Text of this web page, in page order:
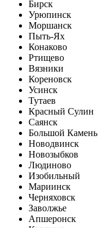
Бирск
Урюпинск
Моршанск
Пыть-Ях
Конаково
Ртищево
Вязники
Кореновск
Усинск
Тутаев
Красный Сулин
Саянск
Большой Камень
Новодвинск
Новозыбков
Людиново
Изобильный
Мариинск
Черняховск
Заволжье
Апшеронск